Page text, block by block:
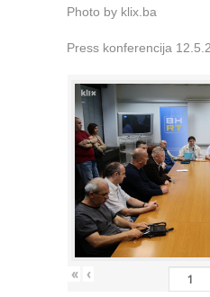
Photo by klix.ba
Press konferencija
« ‹